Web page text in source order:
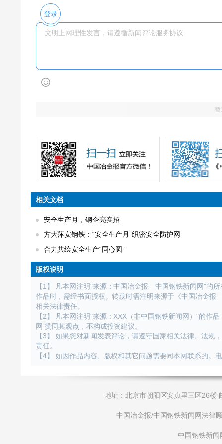
登录
暂
相关文档
安全生产月，钢企亮实招
方大萍安钢铁：“安全生产月”织密安全防护网
合力共绘安全生产“同心圆”
版权说明
【1】 凡本网注明"来源：中国冶金报—中国钢铁新闻网"的
作品时，需经书面授权。转载时需注明来源于《中国冶金
相关法律责任。
【2】 凡本网注明"来源：XXX（非中国钢铁新闻网）"的作
网 赞同其观点，不构成投资建议。
【3】 如果您对新闻发表评论，请遵守国家相关法律、法
责任。
【4】 如因作品内容、版权和其它问题需要同本网联系的
地址：北京市朝阳区安贞里三区26楼
中国冶金报/中国钢铁新闻网法律
中国钢铁新